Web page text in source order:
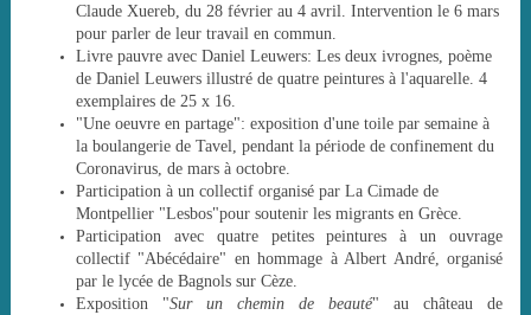
Claude Xuereb, du 28 février au 4 avril. Intervention le 6 mars
pour parler de leur travail en commun.
Livre pauvre avec Daniel Leuwers: Les deux ivrognes, poème
de Daniel Leuwers illustré de quatre peintures à l'aquarelle. 4
exemplaires de 25 x 16.
"Une oeuvre en partage": exposition d'une toile par semaine à
la boulangerie de Tavel, pendant la période de confinement du
Coronavirus, de mars à octobre.
Participation à un collectif organisé par La Cimade de
Montpellier "Lesbos"pour soutenir les migrants en Grèce.
Participation avec quatre petites peintures à un ouvrage
collectif "Abécédaire" en hommage à Albert André, organisé
par le lycée de Bagnols sur Cèze.
Exposition "Sur un chemin de beauté" au château de